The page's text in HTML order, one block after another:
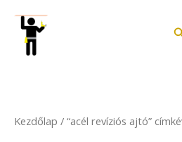
content
Kezdőlap / “acél revíziós ajtó”